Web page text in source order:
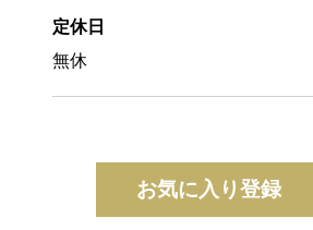
定休日
無休
お気に入り登録